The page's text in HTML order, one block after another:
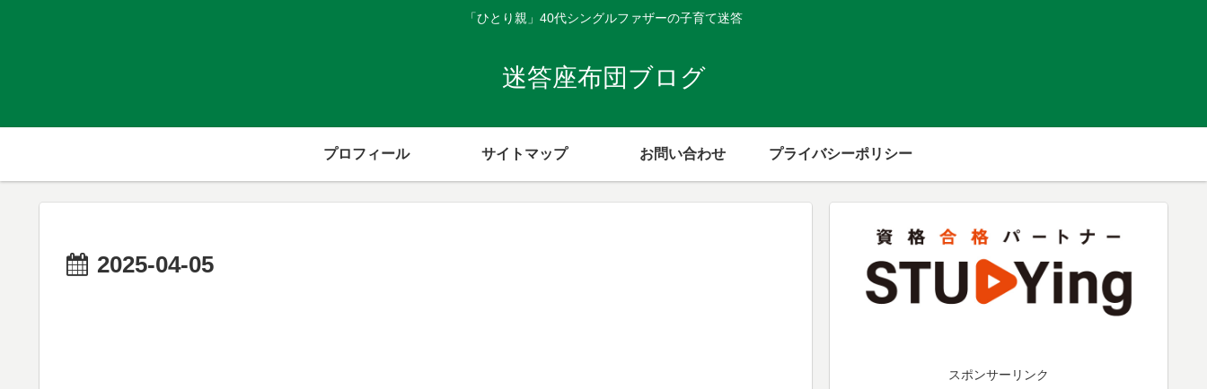
「ひとり親」40代シングルファザーの子育て迷答
迷答座布団ブログ
プロフィール サイトマップ お問い合わせ プライバシーポリシー
2025-04-05
スポンサーリンク